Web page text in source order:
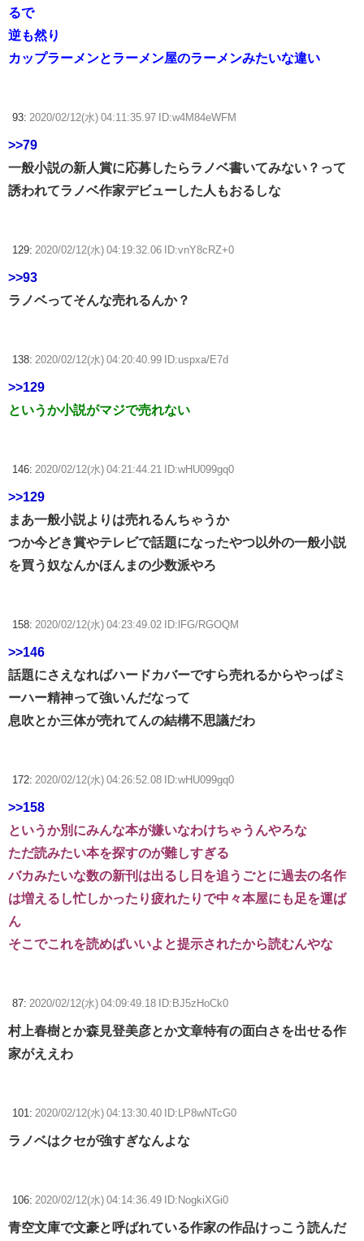
るで
逆も然り
カップラーメンとラーメン屋のラーメンみたいな違い
93: 2020/02/12(水) 04:11:35.97 ID:w4M84eWFM
>>79
一般小説の新人賞に応募したらラノベ書いてみない？って
誘われてラノベ作家デビューした人もおるしな
129: 2020/02/12(水) 04:19:32.06 ID:vnY8cRZ+0
>>93
ラノベってそんな売れるんか？
138: 2020/02/12(水) 04:20:40.99 ID:uspxa/E7d
>>129
というか小説がマジで売れない
146: 2020/02/12(水) 04:21:44.21 ID:wHU099gq0
>>129
まあ一般小説よりは売れるんちゃうか
つか今どき賞やテレビで話題になったやつ以外の一般小説
を買う奴なんかほんまの少数派やろ
158: 2020/02/12(水) 04:23:49.02 ID:lFG/RGOQM
>>146
話題にさえなればハードカバーですら売れるからやっぱミ
ーハー精神って強いんだなって
息吹とか三体が売れてんの結構不思議だわ
172: 2020/02/12(水) 04:26:52.08 ID:wHU099gq0
>>158
というか別にみんな本が嫌いなわけちゃうんやろな
ただ読みたい本を探すのが難しすぎる
バカみたいな数の新刊は出るし日を追うごとに過去の名作
は増えるし忙しかったり疲れたりで中々本屋にも足を運ば
ん
そこでこれを読めばいいよと提示されたから読むんやな
87: 2020/02/12(水) 04:09:49.18 ID:BJ5zHoCk0
村上春樹とか森見登美彦とか文章特有の面白さを出せる作
家がええわ
101: 2020/02/12(水) 04:13:30.40 ID:LP8wNTcG0
ラノベはクセが強すぎなんよな
106: 2020/02/12(水) 04:14:36.49 ID:NogkiXGi0
青空文庫で文豪と呼ばれている作家の作品けっこう読んだ